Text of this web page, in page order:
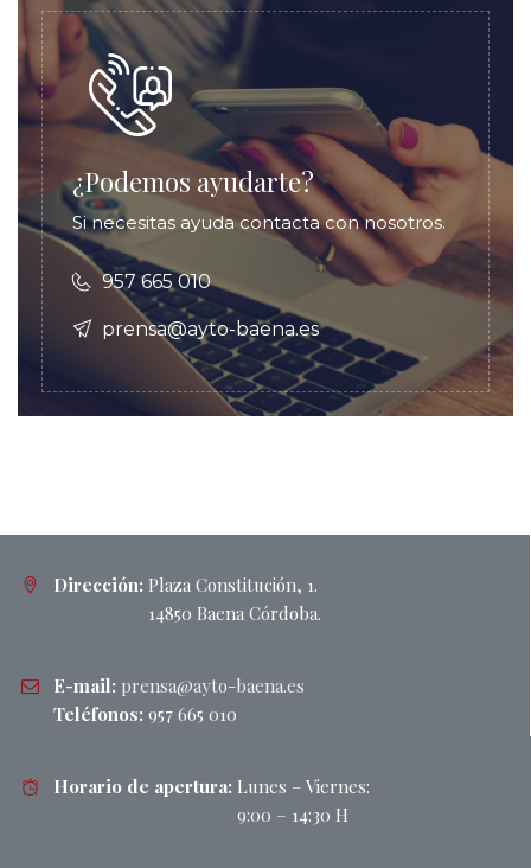
¿Podemos ayudarte?
Si necesitas ayuda contacta con nosotros.
957 665 010
prensa@ayto-baena.es
Dirección: Plaza Constitución, 1.
14850 Baena Córdoba.
E-mail: prensa@ayto-baena.es
Teléfonos: 957 665 010
Horario de apertura: Lunes – Viernes:
9:00 – 14:30 H